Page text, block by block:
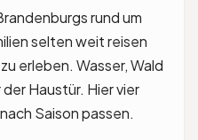
rund um
selten weit reisen
erleben. Wasser, Wald
Haustür. Hier vier
Saison passen.